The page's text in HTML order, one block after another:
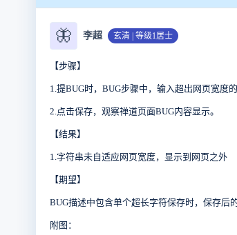
🦋 李超 玄清 | 等级1居士
【步骤】
1.提BUG时，BUG步骤中，输入超出网页宽度
2.点击保存，观察禅道页面BUG内容显示。
【结果】
1.字符串未自适应网页宽度，显示到网页之外
【期望】
BUG描述中包含单个超长字符保存时，保存后
附图：